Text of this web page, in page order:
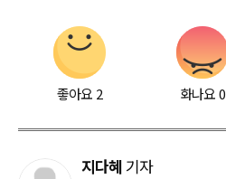
좋아요 2 화나요0
지다혜 기자